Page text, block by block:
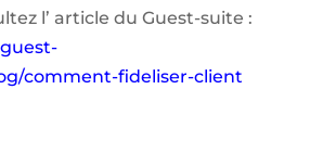
l’ article du Guest-suite :
comment-fideliser-client